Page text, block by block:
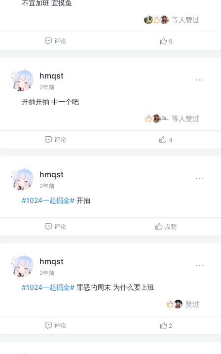
不宜加班 宜摸鱼
等人赞过
评论 5
hmqst
2年前
开抽开抽 中一个吧
等人赞过
评论 4
hmqst
2年前
#1024一起掘金# 开抽
评论 点赞
hmqst
2年前
#1024一起掘金# 罪恶的周末 为什么要上班
赞过
评论 2